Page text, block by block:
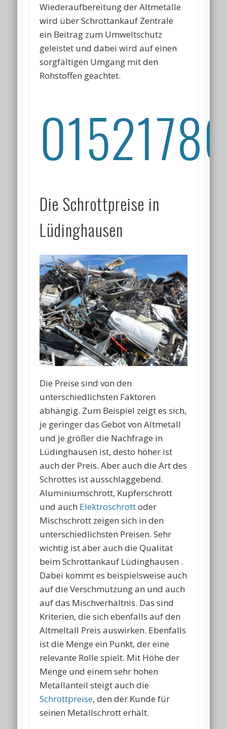
Wiederaufbereitung der Altmetalle
wird über Schrottankauf Zentrale
ein Beitrag zum Umweltschutz
geleistet und dabei wird auf einen
sorgfältigen Umgang mit den
Rohstoffen geachtet.
Die Schrottpreise in
Lüdinghausen
Die Preise sind von den
unterschiedlichsten Faktoren
abhängig. Zum Beispiel zeigt es sich,
je geringer das Gebot von Altmetall
und je größer die Nachfrage in
Lüdinghausen ist, desto höher ist
auch der Preis. Aber auch die Art des
Schrottes ist ausschlaggebend.
Aluminiumschrott, Kupferschrott
und auch Elektroschrottoder
Mischschrott zeigen sich in den
unterschiedlichsten Preisen. Sehr
wichtig ist aber auch die Qualität
beim Schrottankauf Lüdinghausen .
Dabei kommt es beispielsweise auch
auf die Verschmutzung an und auch
auf das Mischverhältnis. Das sind
Kriterien, die sich ebenfalls auf den
Altmeltall Preis auswirken. Ebenfalls
ist die Menge ein Punkt, der eine
relevante Rolle spielt. Mit Höhe der
Menge und einem sehr hohen
Metallanteil steigt auch die
Schrottpreise, den der Kunde für
seinen Metallschrott erhält.